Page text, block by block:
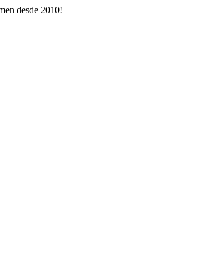
desde 2010!